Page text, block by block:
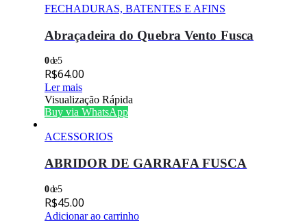
FECHADURAS, BATENTES E AFINS
Abraçadeira do Quebra Vento Fusca
0de 5
R$64.00
Ler mais
Visualização Rápida
Buy via WhatsApp
ACESSORIOS
ABRIDOR DE GARRAFA FUSCA
0de 5
R$45.00
Adicionar ao carrinho